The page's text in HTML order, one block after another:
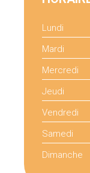
Lundi
Mardi
Mercredi
Jeudi
Vendredi
Samedi
Dimanche